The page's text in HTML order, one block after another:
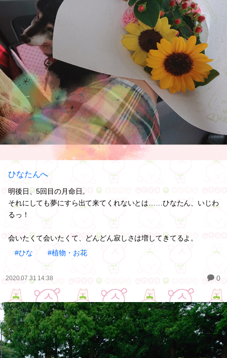
ひなたんへ
明後日、5回目の月命日。
それにしても夢にすら出て来てくれないとは……ひなたん、いじわ
るっ！
会いたくて会いたくて、どんどん寂しさは増してきてるよ。
#ひな
#植物・お花
2020.07.31 14:38 0